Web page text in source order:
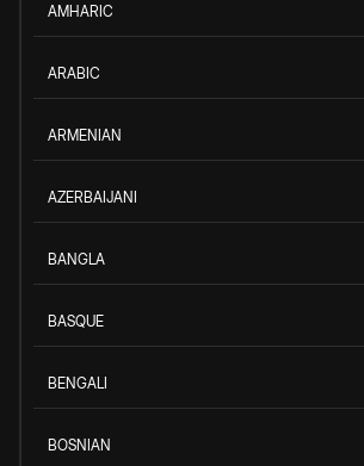
AMHARIC
ARABIC
ARMENIAN
AZERBAIJANI
BANGLA
BASQUE
BENGALI
BOSNIAN